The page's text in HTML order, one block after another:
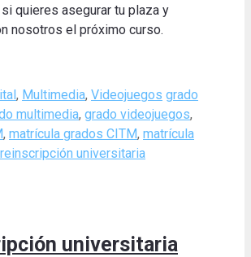
quieres asegurar tu plaza y
nosotros el próximo curso.
, Multimedia, Videojuegos Tags
grado
multimedia, grado videojuegos,
, matrícula grados CITM, matrícula
universitaria
universitaria